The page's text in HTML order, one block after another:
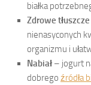
białka
Zdrowe tłuszcze
nienasyconych
organizmu i
Nabiał – jogurt
dobrego źródła